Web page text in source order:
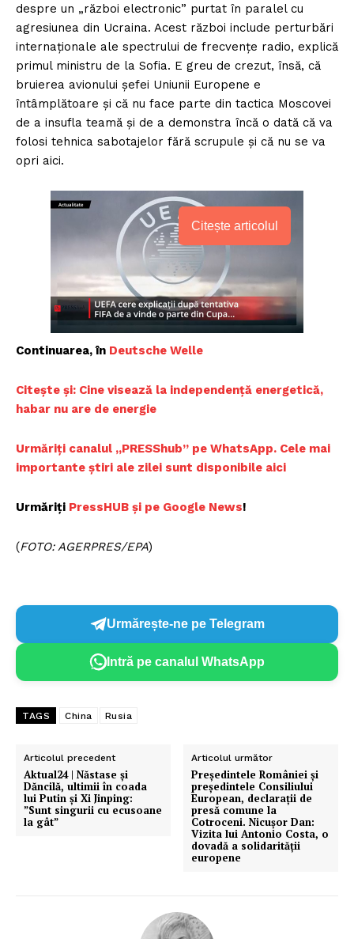
despre un „război electronic” purtat în paralel cu
agresiunea din Ucraina. Acest război include perturbări
internaționale ale spectrului de frecvențe radio, explică
primul ministru de la Sofia. E greu de crezut, însă, că
bruierea avionului șefei Uniunii Europene e
întâmplătoare și că nu face parte din tactica Moscovei
de a insufla teamă și de a demonstra încă o dată că va
folosi tehnica sabotajelor fără scrupule și că nu se va
opri aici.
Citește articolul
Continuarea, în Deutsche Welle
Citește și: Cine visează la independență energetică,
habar nu are de energie
Urmăriți canalul „PRESShub” pe WhatsApp. Cele mai
importante știri ale zilei sunt disponibile aici
Urmăriți PressHUB și pe Google News!
(FOTO: AGERPRES/EPA)
Urmărește-ne pe Telegram
Intră pe canalul WhatsApp
TAGS China Rusia
Articolul precedent
Aktual24 | Năstase și
Dăncilă, ultimii în coada
lui Putin și Xi Jinping:
”Sunt singurii cu ecusoane
la gât”
Articolul următor
Președintele României și
președintele Consiliului
European, declarații de
presă comune la
Cotroceni. Nicușor Dan:
Vizita lui Antonio Costa, o
dovadă a solidarității
europene